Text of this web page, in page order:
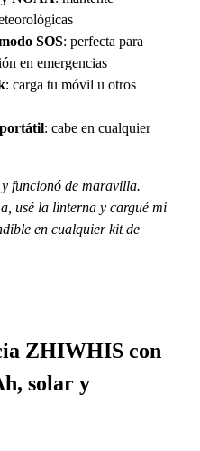
SOS: perfecta para
en emergencias
: carga tu móvil u otros
: cabe en cualquier
funcionó de maravilla.
usé la linterna y cargué mi
en cualquier kit de
ZHIWHIS con
solar y